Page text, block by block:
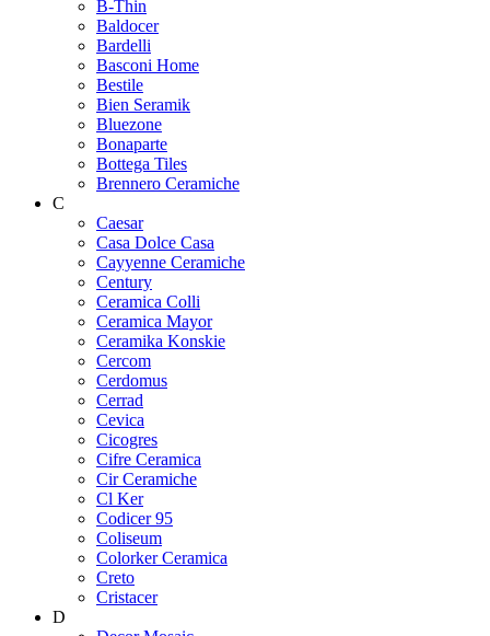
B-Thin
Baldocer
Bardelli
Basconi Home
Bestile
Bien Seramik
Bluezone
Bonaparte
Bottega Tiles
Brennero Ceramiche
C
Caesar
Casa Dolce Casa
Cayyenne Ceramiche
Century
Ceramica Colli
Ceramica Mayor
Ceramika Konskie
Cercom
Cerdomus
Cerrad
Cevica
Cicogres
Cifre Ceramica
Cir Ceramiche
Cl Ker
Codicer 95
Coliseum
Colorker Ceramica
Creto
Cristacer
D